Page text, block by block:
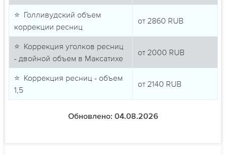
⭐ Голливудский объем
коррекции ресниц
от 2860 RUB
⭐ Коррекция уголков ресниц
- двойной объем в Максатихе
от 2000 RUB
⭐ Коррекция ресниц - объем
1,5
от 2140 RUB
Обновлено: 04.08.2026